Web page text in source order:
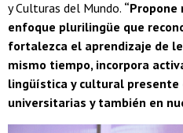
y Culturas del Mundo. “Propone
enfoque plurilingüe que
fortalezca el aprendizaje de
mismo tiempo, incorpora
lingüística y cultural presente
universitarias y también en